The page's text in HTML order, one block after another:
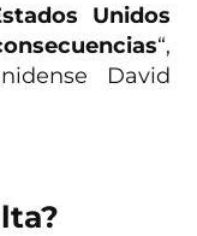
Unidos
“,
David